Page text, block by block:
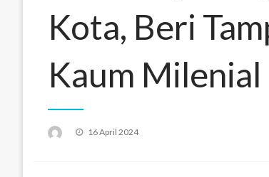
Kota, Beri
Kaum Milenial
Posted
16 April 2024